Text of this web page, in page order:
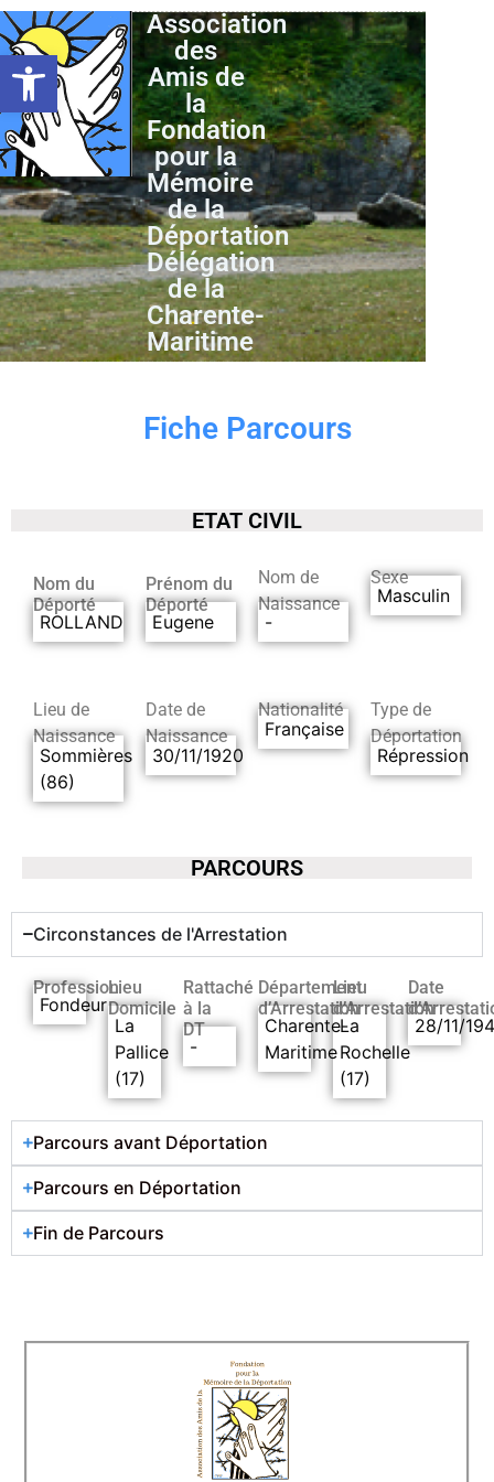
Ouvrir la barre d’outils
Association
des
Amis de
la
Fondation
pour la
Mémoire
de la
Déportation
Délégation
de la
Charente-
Maritime
Fiche Parcours
ETAT CIVIL
Nom du
Déporté
ROLLAND
Prénom du
Déporté
Eugene
Nom de
Naissance
-
Sexe
Masculin
Lieu de
Naissance
Sommières
(86)
Date de
Naissance
30/11/1920
Nationalité
Française
Type de
Déportation
Répression
PARCOURS
Circonstances de l'Arrestation
Profession
Fondeur
Lieu
Domicile
La
Pallice
(17)
Rattaché
à la
DT
-
Département
d’Arrestation
Charente-
Maritime
Lieu
d’Arrestation
La
Rochelle
(17)
Date
28/11/
Parcours avant Déportation
Parcours en Déportation
Fin de Parcours